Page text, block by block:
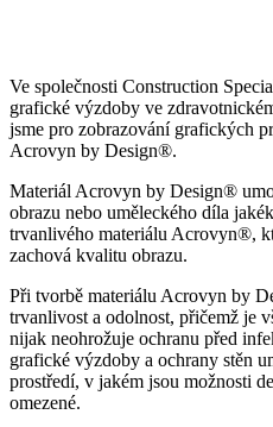
Ve společnosti Construction
grafické výzdoby ve
jsme pro zobrazování grafických
Acrovyn by Design®.
Materiál Acrovyn by Design®
obrazu nebo uměleckého díla
trvanlivého materiálu Acrovyn®,
zachová kvalitu obrazu.
Při tvorbě materiálu Acrovyn by
trvanlivost a odolnost, přičemž je
nijak neohrožuje ochranu před
grafické výzdoby a ochrany stěn
prostředí, v jakém jsou možnosti
omezené.